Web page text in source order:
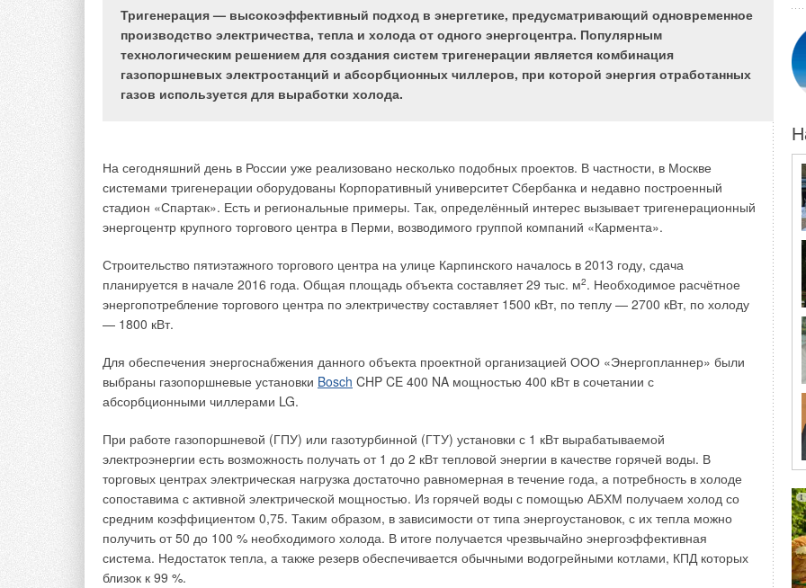
Тригенерация — высокоэффективный подход в энергетике, предусматривающий одновременное
производство электричества, тепла и холода от одного энергоцентра. Популярным
технологическим решением для создания систем тригенерации является комбинация
газопоршневых электростанций и абсорбционных чиллеров, при которой энергия отработанных
газов используется для выработки холода.
На сегодняшний день в России уже реализовано несколько подобных проектов. В частности, в Москве
системами тригенерации оборудованы Корпоративный университет Сбербанка и недавно построенный
стадион «Спартак». Есть и региональные примеры. Так, определённый интерес вызывает тригенерационный
энергоцентр крупного торгового центра в Перми, возводимого группой компаний «Кармента».
Строительство пятиэтажного торгового центра на улице Карпинского началось в 2013 году, сдача
планируется в начале 2016 года. Общая площадь объекта составляет 29 тыс. м2. Необходимое расчётное
энергопотребление торгового центра по электричеству составляет 1500 кВт, по теплу — 2700 кВт, по холоду
— 1800 кВт.
Для обеспечения энергоснабжения данного объекта проектной организацией ООО «Энергопланнер» были
выбраны газопоршневые установки Bosch CHP CE 400 NA мощностью 400 кВт в сочетании с
абсорбционными чиллерами LG.
При работе газопоршневой (ГПУ) или газотурбинной (ГТУ) установки с 1 кВт вырабатываемой
электроэнергии есть возможность получать от 1 до 2 кВт тепловой энергии в качестве горячей воды. В
торговых центрах электрическая нагрузка достаточно равномерная в течение года, а потребность в холоде
сопоставима с активной электрической мощностью. Из горячей воды с помощью АБХМ получаем холод со
средним коэффициентом 0,75. Таким образом, в зависимости от типа энергоустановок, с их тепла можно
получить от 50 до 100 % необходимого холода. В итоге получается чрезвычайно энергоэффективная
система. Недостаток тепла, а также резерв обеспечивается обычными водогрейными котлами, КПД которых
близок к 99 %.
Основной вид деятельности компании KD Navien — производство конденсационных газовых и дизельных
котлов, водонагревателей и отопительного оборудования. Компания экспортирует свою продукцию в 30
стран. Сегодня корейский отопительный гигант занимает лидирующие позиции по продаже котлов и
водонагревателей на рынках Южной Кореи, Северной Америки и России. Но на этом KD Navien не
На основании успехов 2014 года компания KD Navien намерена сделать прорыв и в 2015 году. Во второй
половине 2015 года Navien планирует запустить новую модель газового котла — Navien SMART-TOK. Новая
модель совмещает в себе проверенное качество и надёжность корейских котлов и инновационные SMART-
стабильная и безопасная работа даже при низком давлении газа (4 мбар);
стабильная подача горячей воды без колебаний температуры даже при наличии нескольких
Во второй половине 2015 года Navien планирует запустить новую модель газового
котла — SMART-TOK. Новая модель совмещает в себе проверенное качество и
надёжность корейских котлов и инновационные «умные» SMART-функции
возможность выбора режима отопления по температуре подаваемого или обратного
теплоносителя;
система погодозависимой автоматики с датчиком наружной температуры позволяет
автоматически регулировать температуру в помещении исходя из состояния окружающей